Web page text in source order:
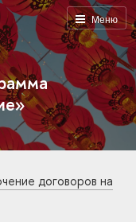
Меню
договоров на